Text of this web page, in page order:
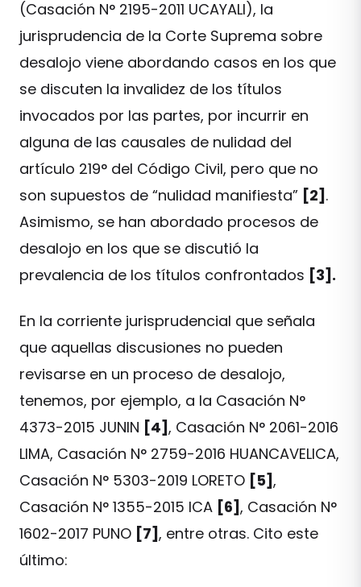
(Casación N° 2195-2011 UCAYALI), la
jurisprudencia de la Corte Suprema sobre
desalojo viene abordando casos en los que
se discuten la invalidez de los títulos
invocados por las partes, por incurrir en
alguna de las causales de nulidad del
artículo 219° del Código Civil, pero que no
son supuestos de “nulidad manifiesta” [2] .
Asimismo, se han abordado procesos de
desalojo en los que se discutió la
prevalencia de los títulos confrontados [3].
En la corriente jurisprudencial que señala
que aquellas discusiones no pueden
revisarse en un proceso de desalojo,
tenemos, por ejemplo, a la Casación N°
4373-2015 JUNIN [4] , Casación N° 2061-2016
LIMA, Casación N° 2759-2016 HUANCAVELICA,
Casación N° 5303-2019 LORETO [5] ,
Casación N° 1355-2015 ICA [6] , Casación N°
1602-2017 PUNO [7] , entre otras. Cito este
último: